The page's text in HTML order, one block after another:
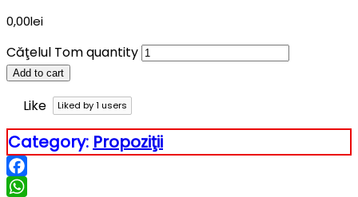
0,00lei
Căţelul Tom quantity
Add to cart
Like Liked by1 users
Category: Propoziţii
Facebook